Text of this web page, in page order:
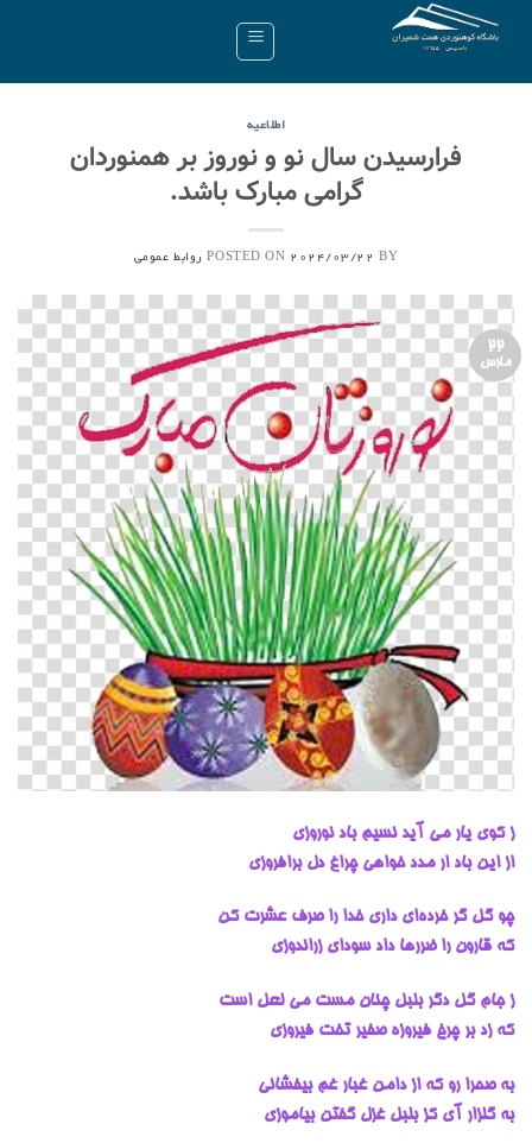
اطلاعیه
فرارسیدن سال نو و نوروز بر همنوردان
گرامی مبارک باشد.
POSTED ON 2024/03/22 BY روابط عمومی
22
مارس
ز کوی یار می‌ آید نسیم باد نوروزی
از این باد ار مدد خواهی چراغ دل برافروزی
چو گل گر خرده‌ای داری خدا را صرف عشرت کن
که قارون را ضررها داد سودای زراندوزی
ز جام گل دگر بلبل چنان مست می لعل است
که زد بر چرخ فیروزه صفیر تخت فیروزی
به صحرا رو که از دامن غبار غم بیفشانی
به گلزار آی کز بلبل غزل گفتن بیاموزی